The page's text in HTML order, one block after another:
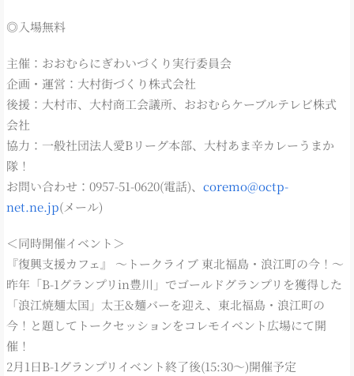
◎入場無料
主催：おおむらにぎわいづくり実行委員会
企画・運営：大村街づくり株式会社
後援：大村市、大村商工会議所、おおむらケーブルテレビ株式
会社
協力：一般社団法人愛Bリーグ本部、大村あま辛カレーうまか
隊！
お問い合わせ：0957-51-0620(電話)、 coremo@octp-
net.ne.jp(メール)
＜同時開催イベント＞
『復興支援カフェ』 ～トークライブ 東北福島・浪江町の今！～
昨年「B-1グランプリin豊川」でゴールドグランプリを獲得した
「浪江焼麺太国」太王&麺バーを迎え、東北福島・浪江町の
今！と題してトークセッションをコレモイベント広場にて開
催！
2月1日B-1グランプリイベント終了後(15:30～)開催予定